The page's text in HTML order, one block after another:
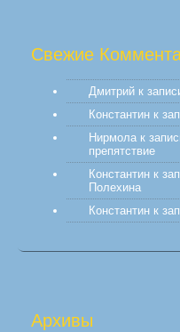
Свежие
Дмитрийк
Константинк
Нирмолак
препятствие
Константинк
Полехина
Константинк
Архивы